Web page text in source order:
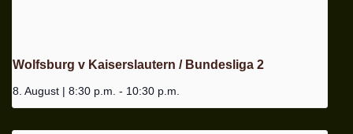
Wolfsburg v Kaiserslautern / Bundesliga 2
8. August | 8:30 p.m. - 10:30 p.m.